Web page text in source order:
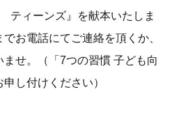
ティーンズ』を献本いたしま
お電話にてご連絡を頂くか、
せ。（「7つの習慣 子ども向
し付けください）